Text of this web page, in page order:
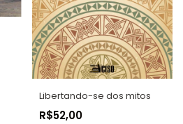
Libertando-se dos mitos
R$52,00